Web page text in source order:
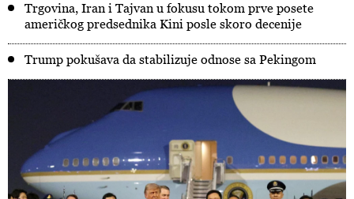
Trgovina, Iran i Tajvan u fokusu tokom prve posete
američkog predsednika Kini posle skoro decenije
Trump pokušava da stabilizuje odnose sa Pekingom